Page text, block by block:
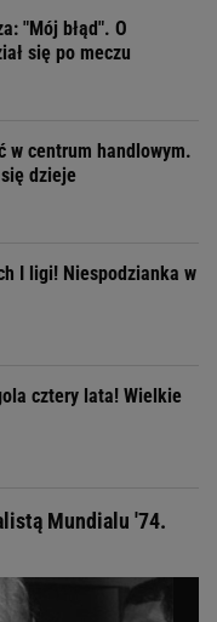
"Mój błąd". O
się po meczu
w centrum handlowym.
dzieje
I ligi! Niespodzianka w
cztery lata! Wielkie
Mundialu '74.